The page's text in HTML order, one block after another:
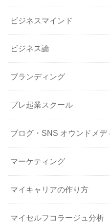
ビジネスマインド
ビジネス論
ブランディング
プレ起業スクール
ブログ・SNS オウンドメデ
マーケティング
マイキャリアの作り方
マイセルフコラージュ分析